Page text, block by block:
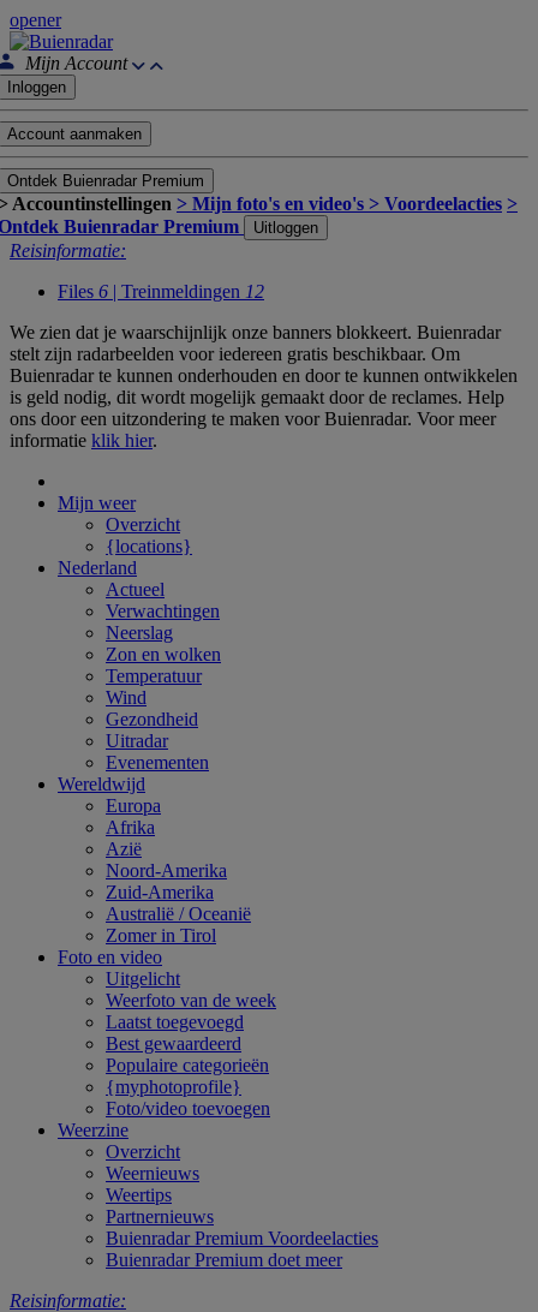
opener
Mijn Account
Inloggen
Account aanmaken
Ontdek Buienradar Premium
Accountinstellingen > Mijn foto's en video's > Voordeelacties >
Buienradar Premium
Uitloggen
Reisinformatie:
Files 6 | Treinmeldingen 12
We zien dat je waarschijnlijk onze banners blokkeert. Buienradar
stelt zijn radarbeelden voor iedereen gratis beschikbaar. Om
Buienradar te kunnen onderhouden en door te kunnen ontwikkelen
is geld nodig, dit wordt mogelijk gemaakt door de reclames. Help
ons door een uitzondering te maken voor Buienradar. Voor meer
informatie klik hier.
Mijn weer
Overzicht
{locations}
Nederland
Actueel
Verwachtingen
Neerslag
Zon en wolken
Temperatuur
Wind
Gezondheid
Uitradar
Evenementen
Wereldwijd
Europa
Afrika
Azië
Noord-Amerika
Zuid-Amerika
Australië / Oceanië
Zomer in Tirol
Foto en video
Uitgelicht
Weerfoto van de week
Laatst toegevoegd
Best gewaardeerd
Populaire categorieën
{myphotoprofile}
Foto/video toevoegen
Weerzine
Overzicht
Weernieuws
Weertips
Partnernieuws
Buienradar Premium Voordeelacties
Buienradar Premium doet meer
Reisinformatie: